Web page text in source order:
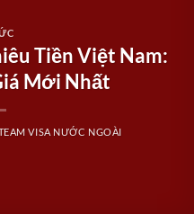
Tiền Việt Nam:
Mới Nhất
VISA NƯỚC NGOÀI